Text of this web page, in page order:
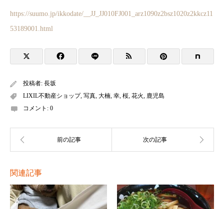
https://suumo.jp/ikkodate/__JJ_JJ010FJ001_arz1090z2bsz1020z2kkcz11
53189001.html
投稿者: 長坂
LIXIL不動産ショップ, 写真, 大楠, 幸, 桜, 花火, 鹿児島
コメント: 0
関連記事